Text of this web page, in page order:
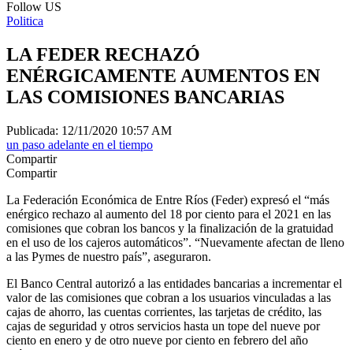
Follow US
Politica
LA FEDER RECHAZÓ
ENÉRGICAMENTE AUMENTOS EN
LAS COMISIONES BANCARIAS
Publicada: 12/11/2020 10:57 AM
un paso adelante en el tiempo
Compartir
Compartir
La Federación Económica de Entre Ríos (Feder) expresó el “más
enérgico rechazo al aumento del 18 por ciento para el 2021 en las
comisiones que cobran los bancos y la finalización de la gratuidad
en el uso de los cajeros automáticos”. “Nuevamente afectan de lleno
a las Pymes de nuestro país”, aseguraron.
El Banco Central autorizó a las entidades bancarias a incrementar el
valor de las comisiones que cobran a los usuarios vinculadas a las
cajas de ahorro, las cuentas corrientes, las tarjetas de crédito, las
cajas de seguridad y otros servicios hasta un tope del nueve por
ciento en enero y de otro nueve por ciento en febrero del año